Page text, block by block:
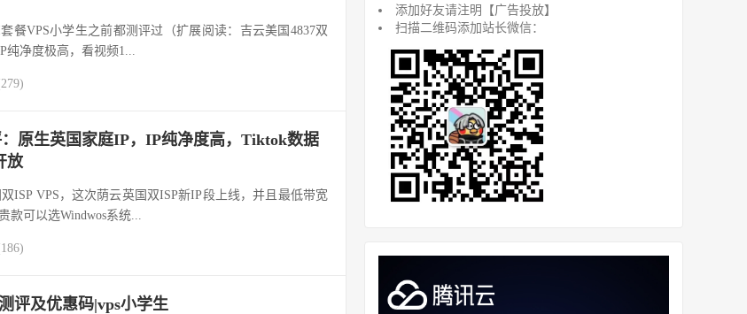
餐VPS小学生之前都测评过（扩展阅读：吉云美国4837双
纯净度极高，看视频1...
原生英国家庭IP，IP纯净度高，Tiktok数据
放
ISP VPS，这次荫云英国双ISP新IP段上线，并且最低带宽
款可以选Windwos系统...
评及优惠码|vps小学生
添加好友请注明【广告投放】
扫描二维码添加站长微信：